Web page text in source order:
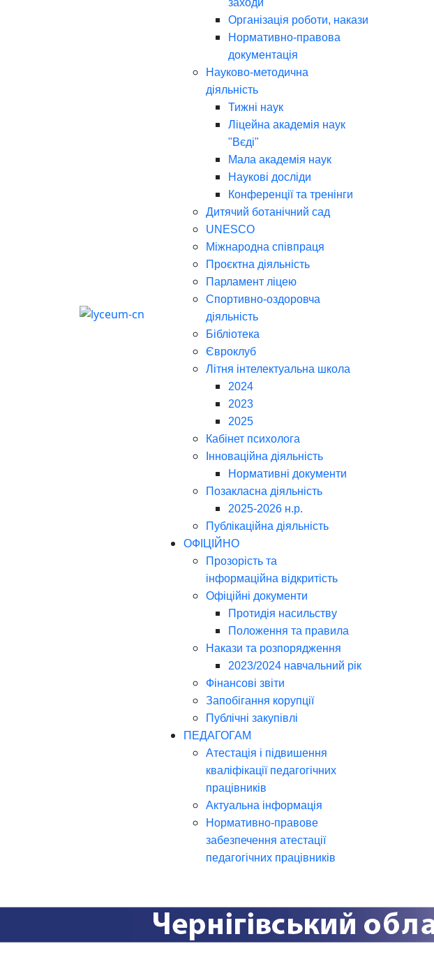
заходи
Організація роботи, накази
Нормативно-правова
документація
Науково-методична
діяльність
Тижні наук
Ліцейна академія наук
"Вєді"
Мала академія наук
Наукові досліди
Конференції та тренінги
Дитячий ботанічний сад
UNESCO
Міжнародна співпраця
Проєктна діяльність
Парламент ліцею
Спортивно-оздоровча
діяльність
Бібліотека
Євроклуб
Літня інтелектуальна школа
2024
2023
2025
Кабінет психолога
Інноваційна діяльність
Нормативні документи
Позакласна діяльність
2025-2026 н.р.
Публікаційна діяльність
ОФІЦІЙНО
Прозорість та
інформаційна відкритість
Офіційні документи
Протидія насильству
Положення та правила
Накази та розпорядження
2023/2024 навчальний рік
Фінансові звіти
Запобігання корупції
Публічні закупівлі
ПЕДАГОГАМ
Атестація і підвишення
кваліфікації педагогічних
працівників
Актуальна інформація
Нормативно-правове
забезпечення атестації
педагогічних працівників